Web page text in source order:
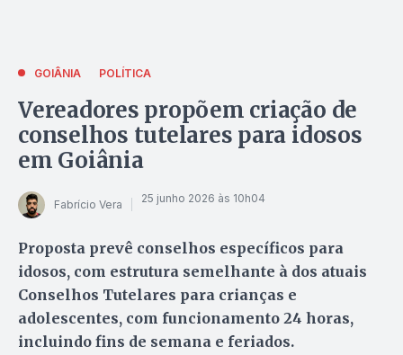
GOIÂNIA POLÍTICA
Vereadores propõem criação de
conselhos tutelares para idosos
em Goiânia
Fabrício Vera 25 junho 2026 às 10h04
Proposta prevê conselhos específicos para
idosos, com estrutura semelhante à dos atuais
Conselhos Tutelares para crianças e
adolescentes, com funcionamento 24 horas,
incluindo fins de semana e feriados.